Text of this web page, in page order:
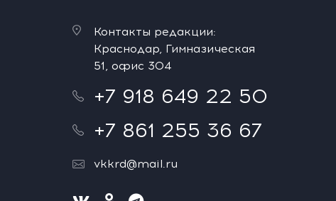
Контакты редакции:
Краснодар, Гимназическая
51, офис 304
+7 918 649 22 50
+7 861 255 36 67
vkkrd@mail.ru